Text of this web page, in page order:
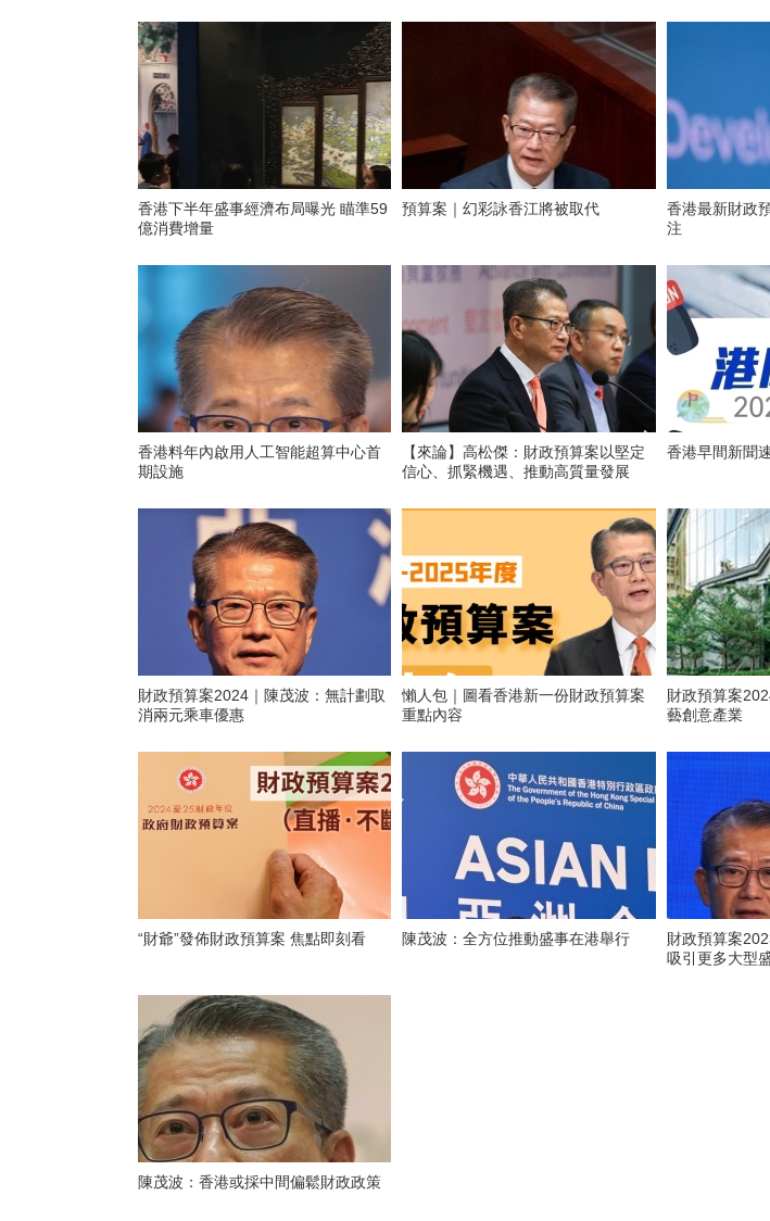
香港下半年盛事經濟布局曝光 瞄準59
億消費增量
預算案｜幻彩詠香江將被取代
香港最新財政
注
香港料年內啟用人工智能超算中心首
期設施
【來論】高松傑：財政預算案以堅定
信心、抓緊機遇、推動高質量發展
香港早間新聞
財政預算案2024｜陳茂波：無計劃取
消兩元乘車優惠
懶人包｜圖看香港新一份財政預算案
重點內容
財政預算案
藝創意產業
“財爺”發佈財政預算案 焦點即刻看 陳茂波：全方位推動盛事在港舉行
財政預算案
吸引更多大型
陳茂波：香港或採中間偏鬆財政政策